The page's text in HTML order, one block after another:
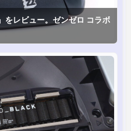
をレビュー。ゼンゼロ コラボ